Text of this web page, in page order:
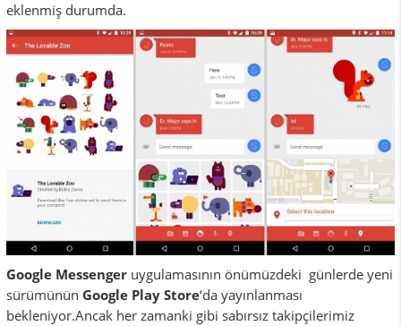
eklenmiş durumda.
Google Messenger uygulamasının önümüzdeki günlerde yeni
sürümünün Google Play Store‘da yayınlanması
bekleniyor.Ancak her zamanki gibi sabırsız takipçilerimiz